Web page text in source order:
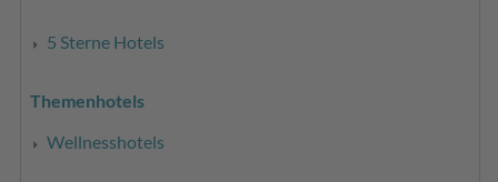
5 Sterne Hotels
Themenhotels
Wellnesshotels